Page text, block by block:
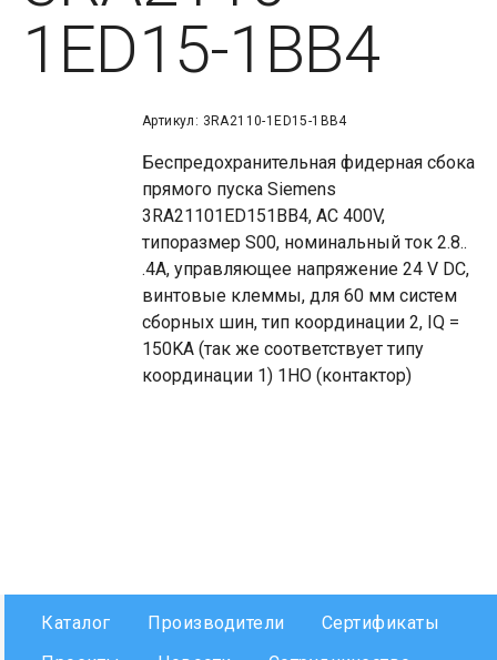
1ED15-1BB4
Артикул: 3RA2110-1ED15-1BB4
Беспредохранительная фидерная сбока
прямого пуска Siemens
3RA21101ED151BB4, AC 400V,
типоразмер S00, номинальный ток 2.8..
.4A, управляющее напряжение 24 V DC,
винтовые клеммы, для 60 мм систем
сборных шин, тип координации 2, IQ =
150KA (так же соответствует типу
координации 1) 1НО (контактор)
Каталог Производители
Сертификаты